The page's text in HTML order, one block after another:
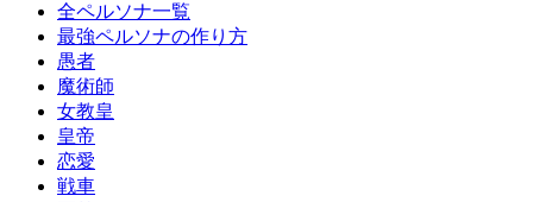
全ペルソナ一覧
最強ペルソナの作り方
愚者
魔術師
女教皇
皇帝
恋愛
戦車